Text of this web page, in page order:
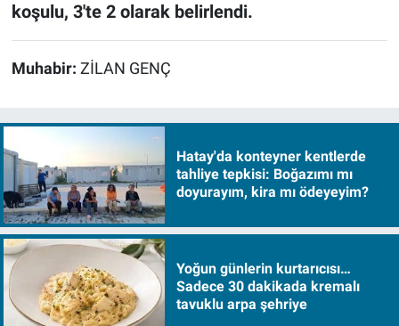
koşulu, 3'te 2 olarak belirlendi.
Muhabir: ZİLAN GENÇ
Hatay'da konteyner kentlerde
tahliye tepkisi: Boğazımı mı
doyurayım, kira mı ödeyeyim?
Yoğun günlerin kurtarıcısı…
Sadece 30 dakikada kremalı
tavuklu arpa şehriye